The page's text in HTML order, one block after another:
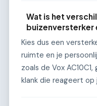
Wat is het
buizenversterker
Kies dus een
ruimte en je
zoals de Vox
klank die reageert op